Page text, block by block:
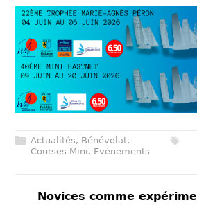
Actualités, Bénévolat,
Courses Mini, Evènements
Novices comme